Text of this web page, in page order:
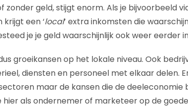
zonder geld, stijgt enorm. Als je bijvoorbeeld
een ‘local’ extra inkomsten die
je je geld waarschijnlijk ook weer eerder
groeikansen op het lokale niveau. Ook
diensten en personeel met elkaar delen.
maar de kansen die de deeleconomie
hier als ondernemer of marketeer op de